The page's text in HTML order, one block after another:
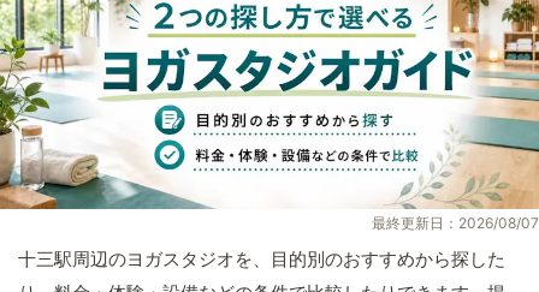
最終更新日：2026/08/07
十三駅周辺のヨガスタジオを、目的別のおすすめから探した